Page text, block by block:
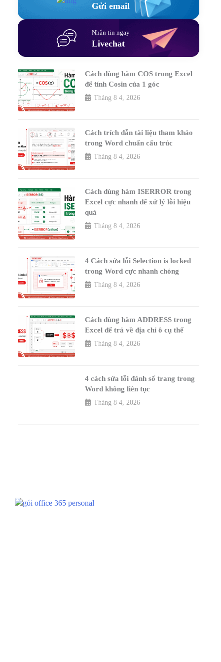
Gửi email
Nhắn tin ngay
Livechat
Cách dùng hàm COS trong Excel
để tính Cosin của 1 góc
Tháng 8 4, 2026
Cách trích dẫn tài liệu tham khảo
trong Word chuẩn cấu trúc
Tháng 8 4, 2026
Cách dùng hàm ISERROR trong
Excel cực nhanh để xử lý lỗi hiệu
quả
Tháng 8 4, 2026
4 Cách sửa lỗi Selection is locked
trong Word cực nhanh chóng
Tháng 8 4, 2026
Cách dùng hàm ADDRESS trong
Excel để trả về địa chỉ ô cụ thể
Tháng 8 4, 2026
4 cách sửa lỗi đánh số trang trong
Word không liên tục
Tháng 8 4, 2026